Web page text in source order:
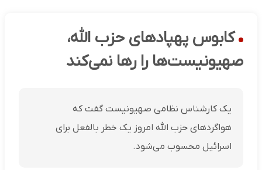
کابوس پهپادهای حزب الله،
صهیونیست‌ها را رها نمی‌کند
یک کارشناس نظامی صهیونیست گفت که
هواگردهای حزب الله امروز یک خطر بالفعل برای
اسرائیل محسوب می‌شود.